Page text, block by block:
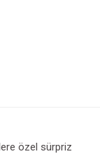
özel sürpriz